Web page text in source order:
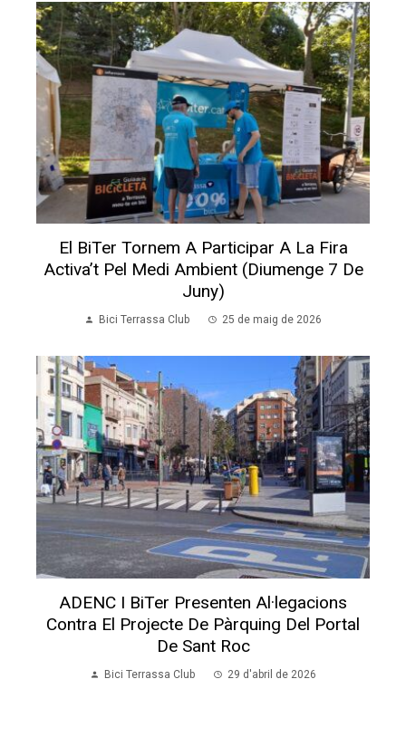
El BiTer Tornem A Participar A La Fira
Activa’t Pel Medi Ambient (diumenge 7 De
Juny)
Bici Terrassa Club 25 de maig de 2026
ADENC I BiTer Presenten Al·legacions
Contra El Projecte De Pàrquing Del Portal
De Sant Roc
Bici Terrassa Club 29 d'abril de 2026